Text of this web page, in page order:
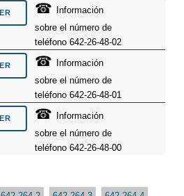
☎
Información
sobre el número de
teléfono 642-26-48-02
☎
Información
sobre el número de
teléfono 642-26-48-01
☎
Información
sobre el número de
teléfono 642-26-48-00